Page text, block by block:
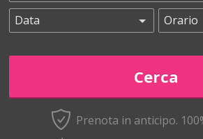
Prenota in anticipo.